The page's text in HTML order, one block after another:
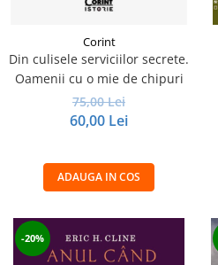
Corint
Din culisele serviciilor secrete.
Oamenii cu o mie de chipuri
75,00 Lei
60,00 Lei
ADAUGA IN COS
-20%